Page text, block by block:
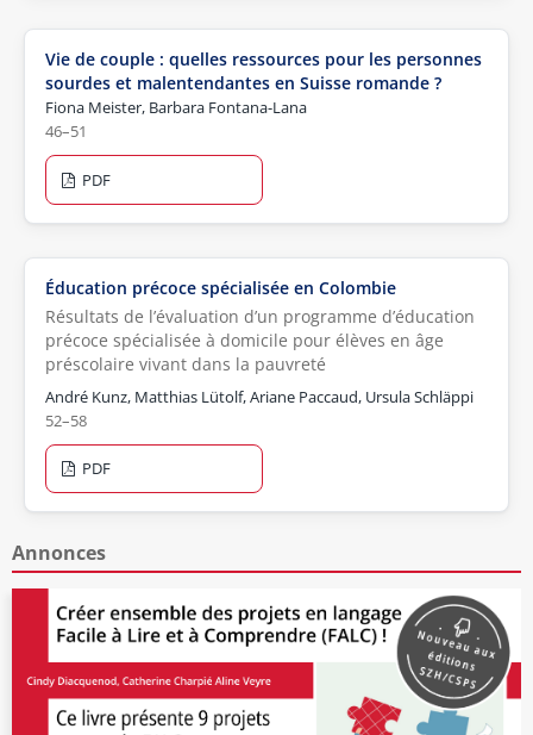
Vie de couple : quelles ressources pour les personnes
sourdes et malentendantes en Suisse romande ?
Fiona Meister, Barbara Fontana-Lana
46–51
PDF
Éducation précoce spécialisée en Colombie
Résultats de l’évaluation d’un programme d’éducation
précoce spécialisée à domicile pour élèves en âge
préscolaire vivant dans la pauvreté
André Kunz, Matthias Lütolf, Ariane Paccaud, Ursula Schläppi
52–58
PDF
Annonces